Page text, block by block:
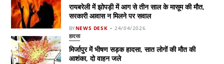
रायबरेली में झोपड़ी में आग से तीन साल के मासूम की मौत,
सरकारी आवास न मिलने पर सवाल
BYNEWS DESK 24/04/2026
हादसा
मिर्जापुर में भीषण सड़क हादसा, सात लोगों की मौत की
आशंका, दो वाहन जले